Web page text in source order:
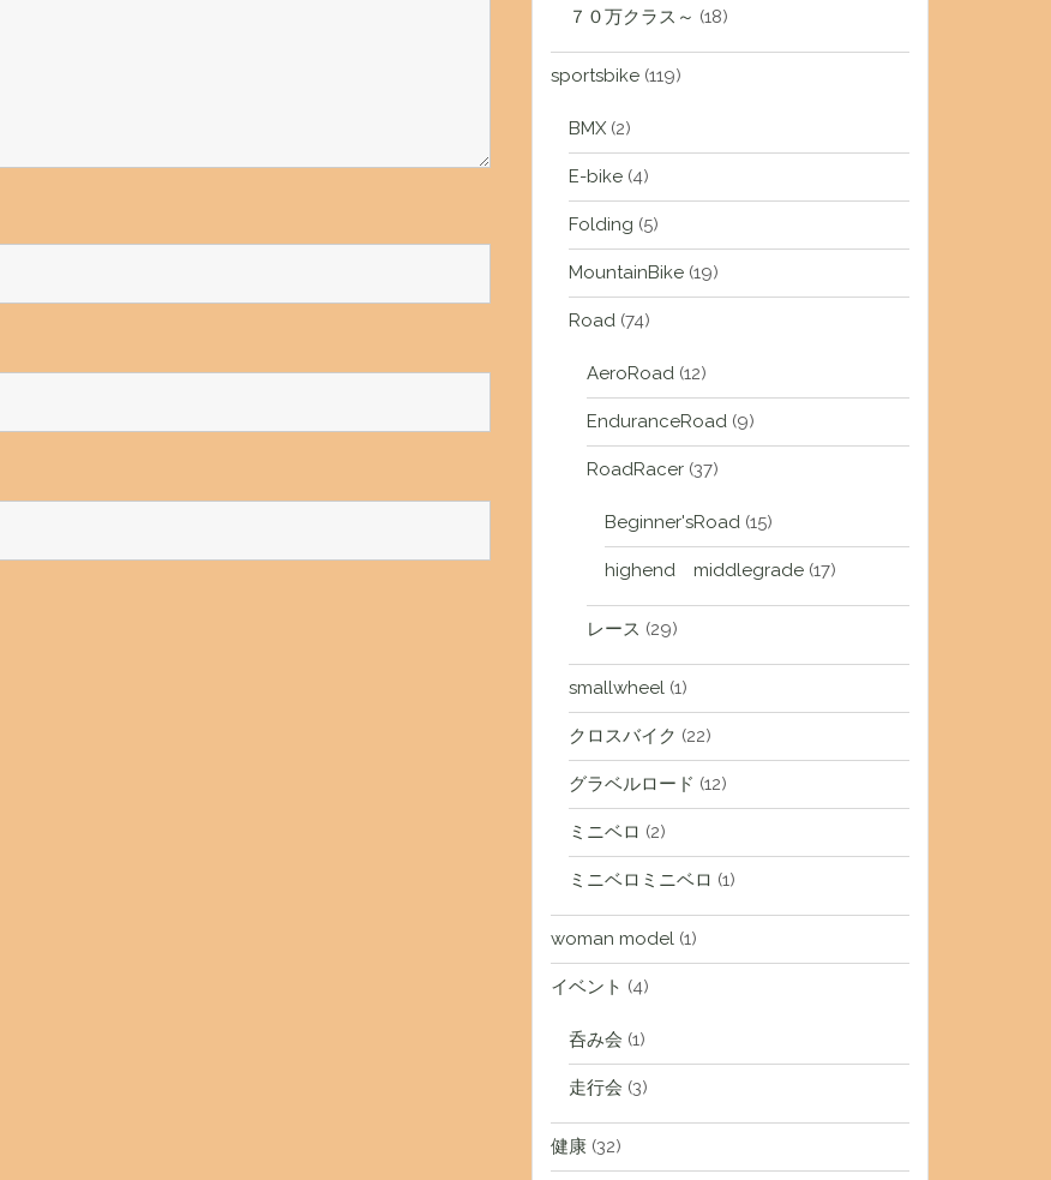
７０万クラス～ (18)
sportsbike (119)
BMX (2)
E-bike (4)
Folding (5)
MountainBike (19)
Road (74)
AeroRoad (12)
EnduranceRoad (9)
RoadRacer (37)
Beginner'sRoad (15)
highend middlegrade (17)
レース (29)
smallwheel (1)
クロスバイク (22)
グラベルロード (12)
ミニベロ (2)
ミニベロミニベロ (1)
woman model (1)
イベント (4)
呑み会 (1)
走行会 (3)
健康 (32)